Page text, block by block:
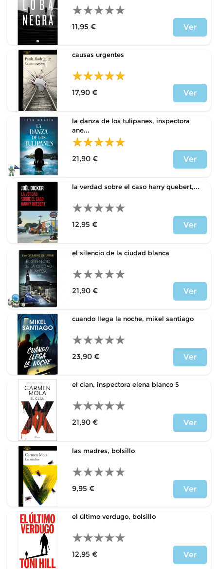
11,95 €
Ver
causas urgentes
17,90 €
Ver
la danza de los tulipanes, inspectora
ane...
21,90 €
Ver
la verdad sobre el caso harry quebert,...
12,95 €
Ver
el silencio de la ciudad blanca
21,90 €
Ver
cuando llega la noche, mikel santiago
23,90 €
Ver
el clan, inspectora elena blanco 5
21,90 €
Ver
las madres, bolsillo
9,95 €
Ver
el último verdugo, bolsillo
12,95 €
Ver